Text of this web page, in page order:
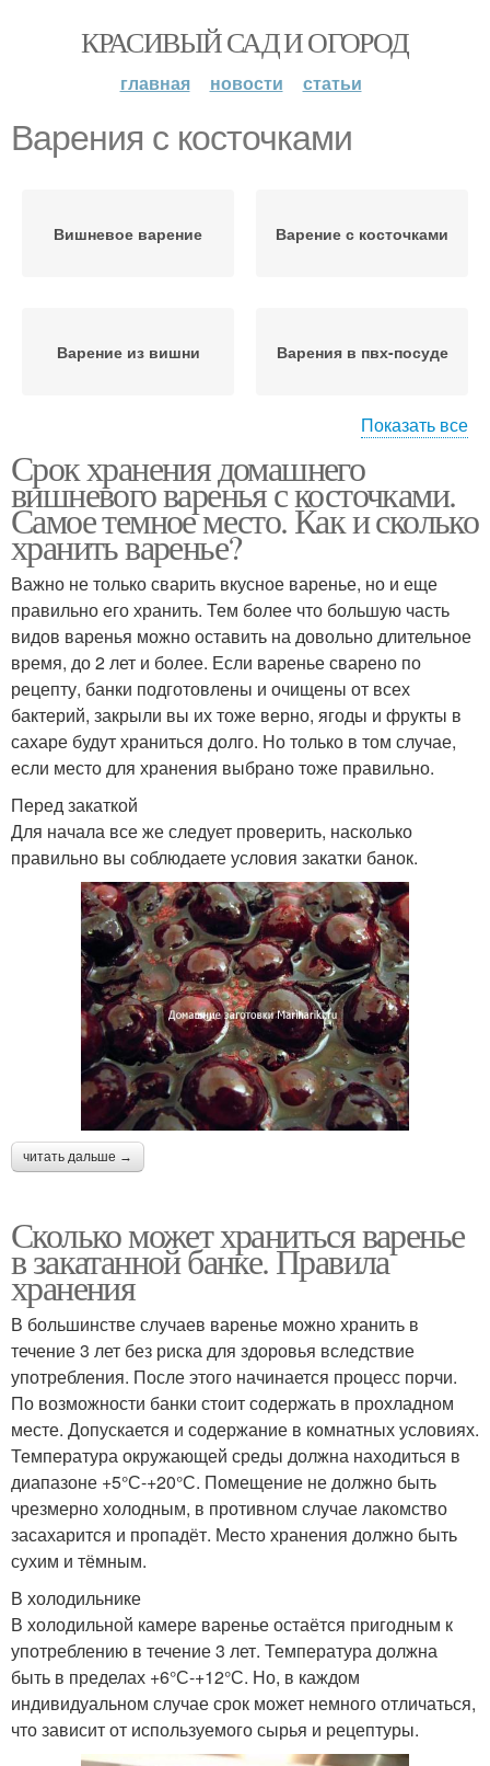
КРАСИВЫЙ САД И ОГОРОД
главная новости статьи
Варения с косточками
Вишневое варение Варение с косточками
Варение из вишни Варения в пвх-посуде
Варения без косточек Варения в банках
Банки с вареньем Варение в банке
Варения в морозилке Открытое варение
Варение без
холодильника
Вино из варенья
Вино из яблочного
варенья
Вино из ягодного
варенья
Варения с рисом
Вино из вишневого
варенья
Показать все
Срок хранения домашнего
вишневого варенья с косточками.
Самое темное место. Как и сколько
хранить варенье?
Важно не только сварить вкусное варенье, но и еще
правильно его хранить. Тем более что большую часть
видов варенья можно оставить на довольно длительное
время, до 2 лет и более. Если варенье сварено по
рецепту, банки подготовлены и очищены от всех
бактерий, закрыли вы их тоже верно, ягоды и фрукты в
сахаре будут храниться долго. Но только в том случае,
если место для хранения выбрано тоже правильно.
Перед закаткой
Для начала все же следует проверить, насколько
правильно вы соблюдаете условия закатки банок.
читать дальше →
Сколько может храниться варенье
в закатанной банке. Правила
хранения
В большинстве случаев варенье можно хранить в
течение 3 лет без риска для здоровья вследствие
употребления. После этого начинается процесс порчи.
По возможности банки стоит содержать в прохладном
месте. Допускается и содержание в комнатных условиях.
Температура окружающей среды должна находиться в
диапазоне +5°С-+20°С. Помещение не должно быть
чрезмерно холодным, в противном случае лакомство
засахарится и пропадёт. Место хранения должно быть
сухим и тёмным.
В холодильнике
В холодильной камере варенье остаётся пригодным к
употреблению в течение 3 лет. Температура должна
быть в пределах +6°С-+12°С. Но, в каждом
индивидуальном случае срок может немного отличаться,
что зависит от используемого сырья и рецептуры.